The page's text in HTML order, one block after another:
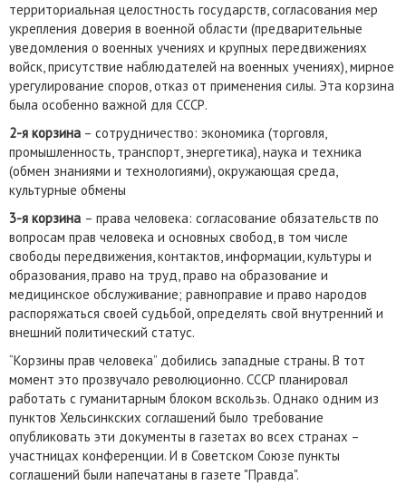
территориальная целостность государств, согласования мер
укрепления доверия в военной области (предварительные
уведомления о военных учениях и крупных передвижениях
войск, присутствие наблюдателей на военных учениях), мирное
урегулирование споров, отказ от применения силы. Эта корзина
была особенно важной для СССР.
2-я корзина – сотрудничество: экономика (торговля,
промышленность, транспорт, энергетика), наука и техника
(обмен знаниями и технологиями), окружающая среда,
культурные обмены
3-я корзина – права человека: согласование обязательств по
вопросам прав человека и основных свобод, в том числе
свободы передвижения, контактов, информации, культуры и
образования, право на труд, право на образование и
медицинское обслуживание; равноправие и право народов
распоряжаться своей судьбой, определять свой внутренний и
внешний политический статус.
“Корзины прав человека” добились западные страны. В тот
момент это прозвучало революционно. СССР планировал
работать с гуманитарным блоком вскользь. Однако одним из
пунктов Хельсинкских соглашений было требование
опубликовать эти документы в газетах во всех странах –
участницах конференции. И в Советском Союзе пункты
соглашений были напечатаны в газете "Правда".